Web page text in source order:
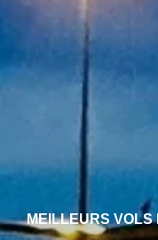
MEILLEURS VOLS